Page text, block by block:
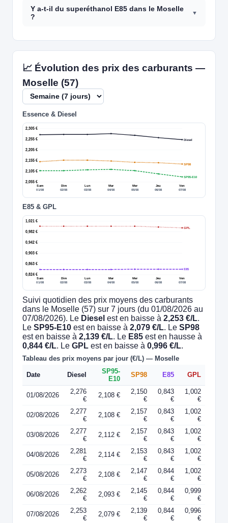
Y a-t-il du superéthanol E85 dans le Moselle
?
📈 Évolution des prix des carburants —
Moselle (57)
Essence & Diesel
2,055 €
2,105 €
2,155 €
2,205 €
2,255 €
2,305 €
Sam
01/08
Dim
02/08
Lun
03/08
Mar
04/08
Mer
05/08
Jeu
06/08
Ven
07/08
Diesel
SP95-E10
SP98
E85 & GPL
0,824 €
0,863 €
0,903 €
0,942 €
0,982 €
1,021 €
Sam
01/08
Dim
02/08
Lun
03/08
Mar
04/08
Mer
05/08
Jeu
06/08
Ven
07/08
E85
GPL
Suivi quotidien des prix moyens des carburants
dans le Moselle (57) sur 7 jours (du 01/08/2026 au
07/08/2026). Le Diesel est en baisse à2,253 €/L.
LeSP95-E10 est en baisse à2,079 €/L. LeSP98
est en baisse à2,139 €/L. Le E85 est en hausse à
0,844 €/L. LeGPL est en baisse à0,996 €/L.
Tableau des prix moyens par jour (€/L) — Moselle
Date Diesel
SP95-
E10
SP98 E85 GPL
01/08/2026
2,276
€
2,108 €
2,150
€
0,843
€
1,002
€
02/08/2026
2,277
€
2,108 €
2,157
€
0,843
€
1,002
€
03/08/2026
2,277
€
2,112 €
2,157
€
0,843
€
1,002
€
04/08/2026
2,281
€
2,114 €
2,153
€
0,843
€
1,002
€
05/08/2026
2,273
€
2,108 €
2,147
€
0,844
€
1,002
€
06/08/2026
2,262
€
2,093 €
2,145
€
0,844
€
0,999
€
07/08/2026
2,253
€
2,079 €
2,139
€
0,844
€
0,996
€